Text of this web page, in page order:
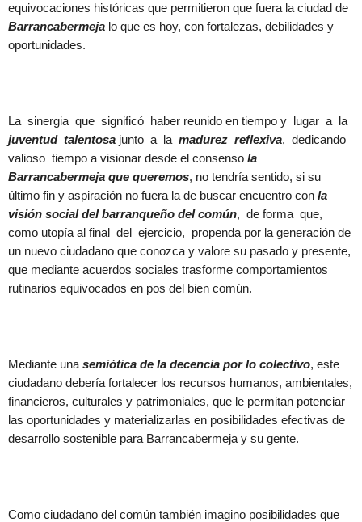
equivocaciones históricas que permitieron que fuera la ciudad de
Barrancabermeja lo que es hoy, con fortalezas, debilidades y
oportunidades.
La sinergia que significó haber reunido en tiempo y lugar a la
juventud talentosa junto a la madurez reflexiva, dedicando
valioso tiempo a visionar desde el consenso la
Barrancabermeja que queremos, no tendría sentido, si su
último fin y aspiración no fuera la de buscar encuentro con la
visión social del barranqueño del común, de forma que,
como utopía al final del ejercicio, propenda por la generación de
un nuevo ciudadano que conozca y valore su pasado y presente,
que mediante acuerdos sociales trasforme comportamientos
rutinarios equivocados en pos del bien común.
Mediante una semiótica de la decencia por lo colectivo, este
ciudadano debería fortalecer los recursos humanos, ambientales,
financieros, culturales y patrimoniales, que le permitan potenciar
las oportunidades y materializarlas en posibilidades efectivas de
desarrollo sostenible para Barrancabermeja y su gente.
Como ciudadano del común también imagino posibilidades que